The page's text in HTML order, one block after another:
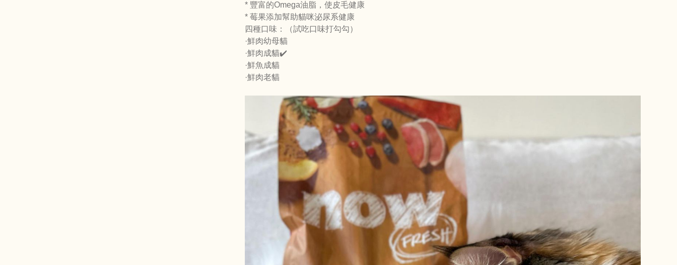
* 豐富的Omega油脂，使皮毛健康
* 莓果添加幫助貓咪泌尿系健康
四種口味：（試吃口味打勾勾）
·鮮肉幼母貓
·鮮肉成貓✔️
·鮮魚成貓
·鮮肉老貓